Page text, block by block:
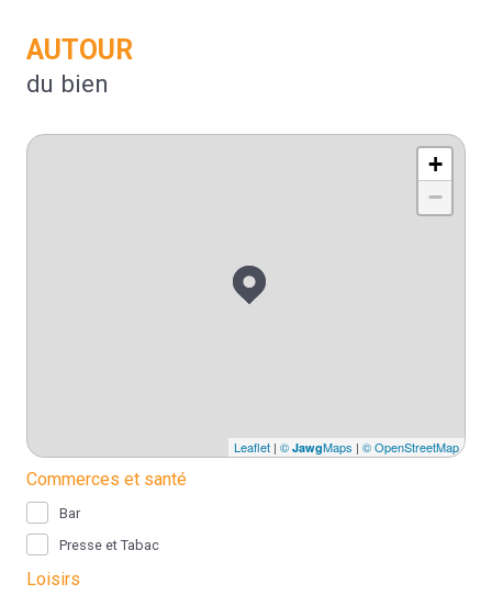
AUTOUR
du bien
+
−
Leaflet | © JawgMaps | © OpenStreetMap
Commerces et santé
Bar
Presse et Tabac
Loisirs